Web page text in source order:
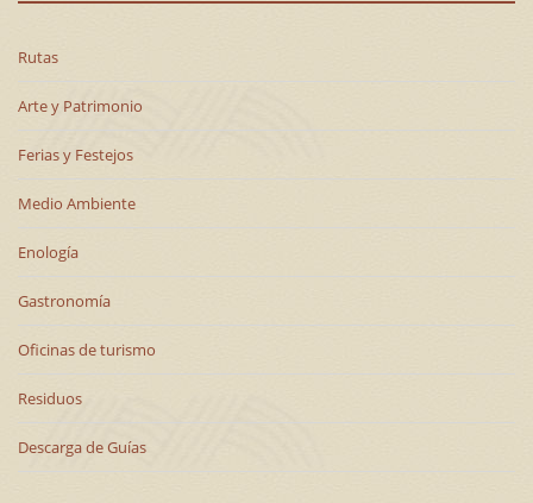
Rutas
Arte y Patrimonio
Ferias y Festejos
Medio Ambiente
Enología
Gastronomía
Oficinas de turismo
Residuos
Descarga de Guías